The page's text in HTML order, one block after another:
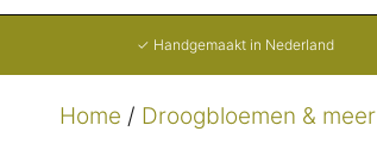
✓ Handgemaakt in Nederland
Home / Droogbloemen & meer